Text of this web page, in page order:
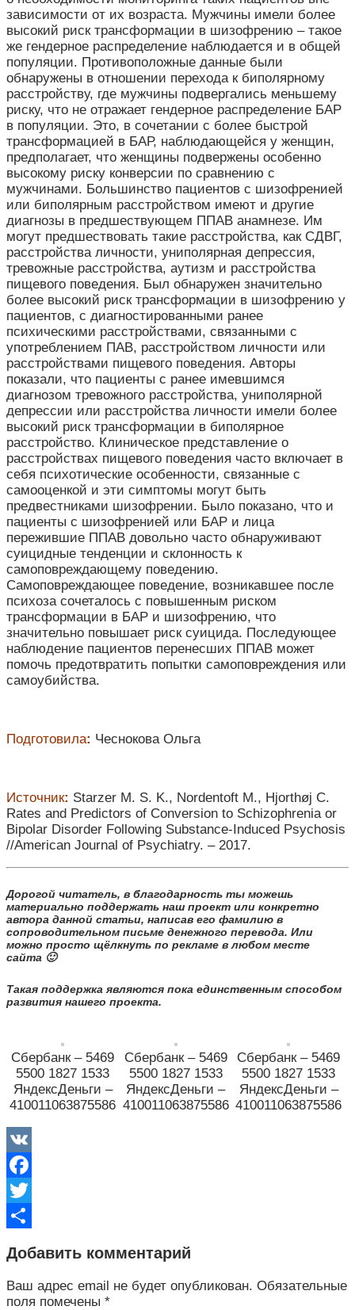
зависимости от их возраста. Мужчины имели более
высокий риск трансформации в шизофрению – такое
же гендерное распределение наблюдается и в общей
популяции. Противоположные данные были
обнаружены в отношении перехода к биполярному
расстройству, где мужчины подвергались меньшему
риску, что не отражает гендерное распределение БАР
в популяции. Это, в сочетании с более быстрой
трансформацией в БАР, наблюдающейся у женщин,
предполагает, что женщины подвержены особенно
высокому риску конверсии по сравнению с
мужчинами. Большинство пациентов с шизофренией
или биполярным расстройством имеют и другие
диагнозы в предшествующем ППАВ анамнезе. Им
могут предшествовать такие расстройства, как СДВГ,
расстройства личности, униполярная депрессия,
тревожные расстройства, аутизм и расстройства
пищевого поведения. Был обнаружен значительно
более высокий риск трансформации в шизофрению у
пациентов, с диагностированными ранее
психическими расстройствами, связанными с
употреблением ПАВ, расстройством личности или
расстройствами пищевого поведения. Авторы
показали, что пациенты с ранее имевшимся
диагнозом тревожного расстройства, униполярной
депрессии или расстройства личности имели более
высокий риск трансформации в биполярное
расстройство. Клиническое представление о
расстройствах пищевого поведения часто включает в
себя психотические особенности, связанные с
самооценкой и эти симптомы могут быть
предвестниками шизофрении. Было показано, что и
пациенты с шизофренией или БАР и лица
пережившие ППАВ довольно часто обнаруживают
суицидные тенденции и склонность к
самоповреждающему поведению.
Самоповреждающее поведение, возникавшее после
психоза сочеталось с повышенным риском
трансформации в БАР и шизофрению, что
значительно повышает риск суицида. Последующее
наблюдение пациентов перенесших ППАВ может
помочь предотвратить попытки самоповреждения или
самоубийства.
Подготовила: Чеснокова Ольга
Источник: Starzer M. S. K., Nordentoft M., Hjorthøj C.
Rates and Predictors of Conversion to Schizophrenia or
Bipolar Disorder Following Substance-Induced Psychosis
//American Journal of Psychiatry. – 2017.
Дорогой читатель, в благодарность ты можешь
материально поддержать наш проект или конкретно
автора данной статьи, написав его фамилию в
сопроводительном письме денежного перевода. Или
можно просто щёлкнуть по рекламе в любом месте
сайта 🙂
Такая поддержка являются пока единственным способом
развития нашего проекта.
Сбербанк – 5469
5500 1827 1533
ЯндексДеньги –
410011063875586
Сбербанк – 5469
5500 1827 1533
ЯндексДеньги –
410011063875586
Сбербанк – 5469
5500 1827 1533
ЯндексДеньги –
410011063875586
VK
Facebook
Twitter
Добавить комментарий
Ваш адрес email не будет опубликован. Обязательные
поля помечены *